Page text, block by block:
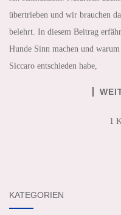
übertrieben und wir brauchen
belehrt. In diesem Beitrag
Hunde Sinn machen und
Siccaro entschieden habe,
1
KATEGORIEN